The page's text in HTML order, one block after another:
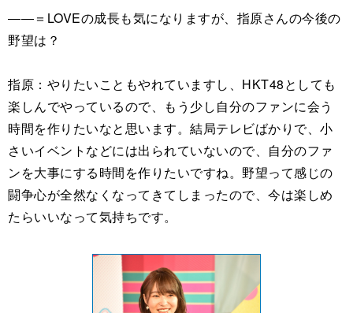
――＝LOVEの成長も気になりますが、指原さんの今後の
野望は？
指原：やりたいこともやれていますし、HKT48としても
楽しんでやっているので、もう少し自分のファンに会う
時間を作りたいなと思います。結局テレビばかりで、小
さいイベントなどには出られていないので、自分のファ
ンを大事にする時間を作りたいですね。野望って感じの
闘争心が全然なくなってきてしまったので、今は楽しめ
たらいいなって気持ちです。